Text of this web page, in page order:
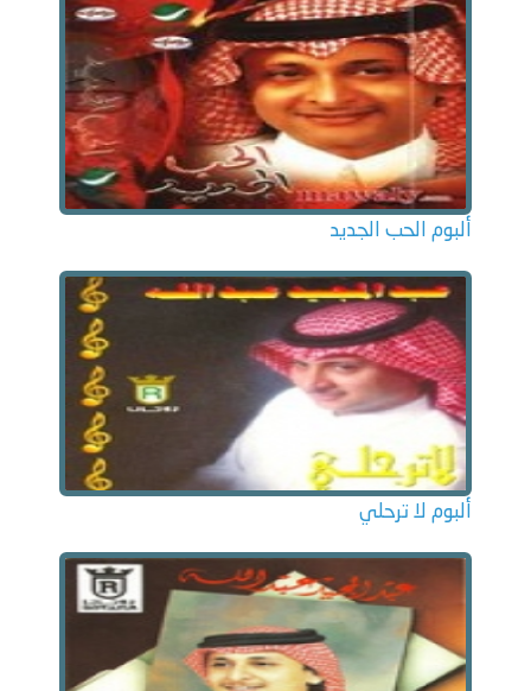
ألبوم الحب الجديد
ألبوم لا ترحلي